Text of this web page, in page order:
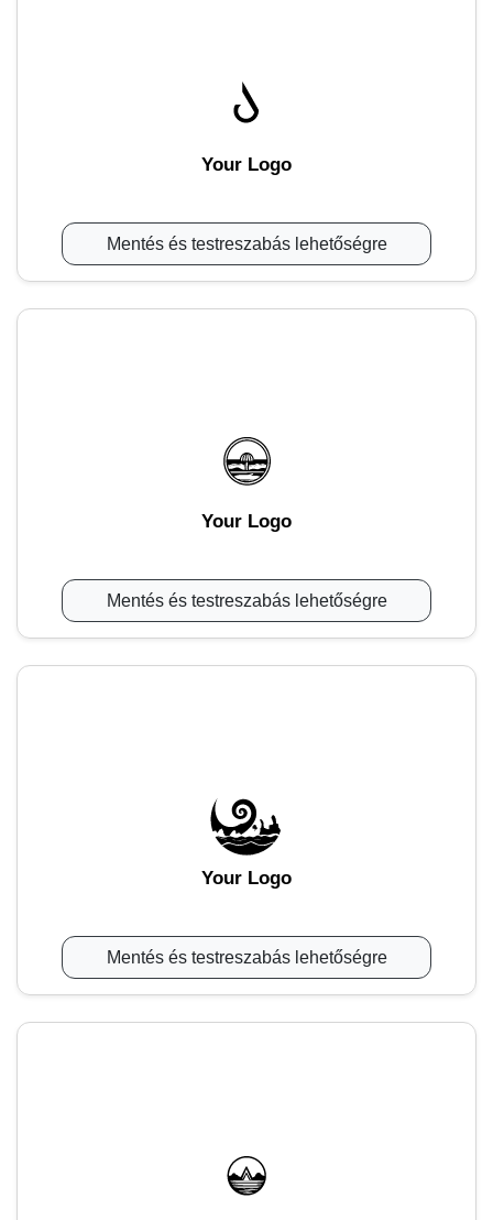
Your Logo
Mentés és testreszabás lehetőségre
Your Logo
Mentés és testreszabás lehetőségre
Your Logo
Mentés és testreszabás lehetőségre